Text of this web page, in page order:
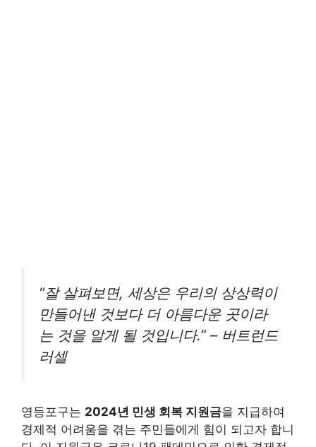
“잘 살펴보면, 세상은 우리의 상상력이
만들어낸 것보다 더 아름다운 곳이라
는 것을 알게 될 것입니다.” – 버트런드
러셀
영등포구는 2024년 민생 회복 지원금을 지급하여
경제적 어려움을 겪는 주민들에게 힘이 되고자 합니